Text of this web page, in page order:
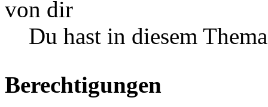
Du hast in diesem
Berechtigungen